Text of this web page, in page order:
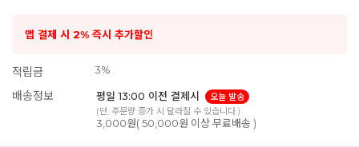
앱 결제 시 2% 즉시 추가할인
적립금 3%
배송정보 평일 13:00 이전 결제시
오늘 발송
(단, 주문량 증가 시 달라질 수 있습니다.)
3,000원( 50,000원 이상 무료배송 )